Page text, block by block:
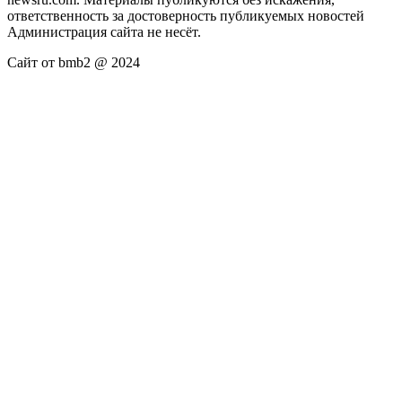
ответственность за достоверность публикуемых новостей
Администрация сайта не несёт.
Сайт от bmb2 @ 2024